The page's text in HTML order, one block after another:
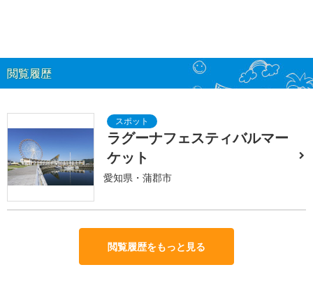
閲覧履歴
ラグーナフェスティバルマー
ケット
愛知県・蒲郡市
閲覧履歴をもっと見る